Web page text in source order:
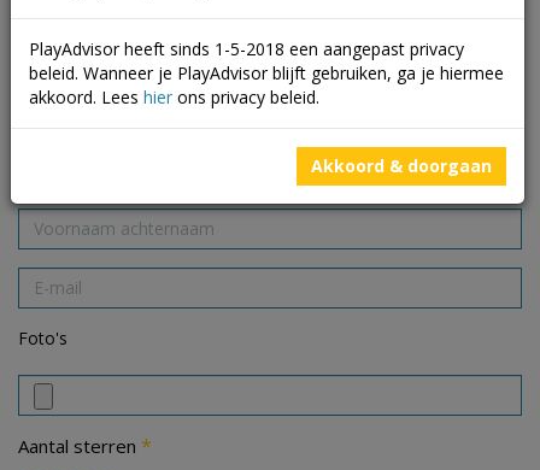
Foto's
Aantal sterren *
PlayAdvisor heeft sinds 1-5-2018 een aangepast privacy
beleid. Wanneer je PlayAdvisor blijft gebruiken, ga je hiermee
akkoord. Lees hier ons privacy beleid.
Akkoord & doorgaan